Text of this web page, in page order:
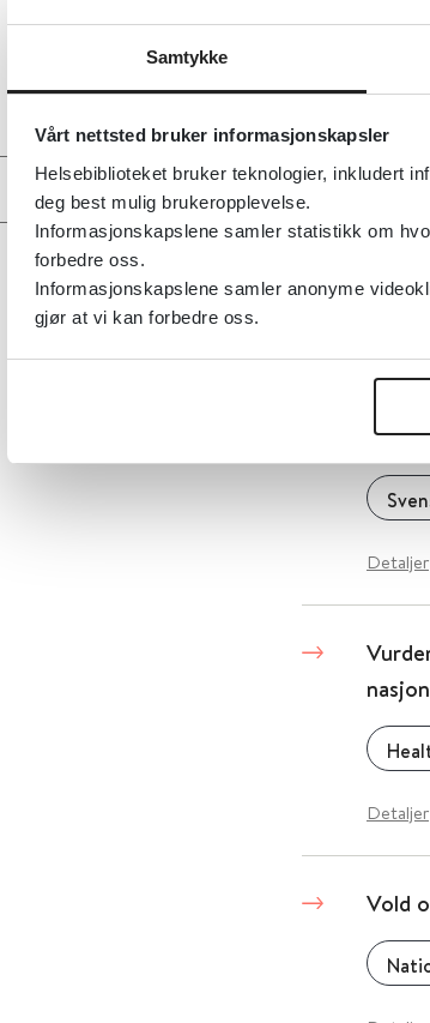
Samtykke
Vårt nettsted bruker informasjonskapsler
Helsebiblioteket bruker teknologier, inkludert
deg best mulig brukeropplevelse.
Informasjonskapslene samler statistikk om
forbedre oss.
Informasjonskapslene samler anonyme
gjør at vi kan forbedre oss.
behov
Detaljer
Detaljer
Vold